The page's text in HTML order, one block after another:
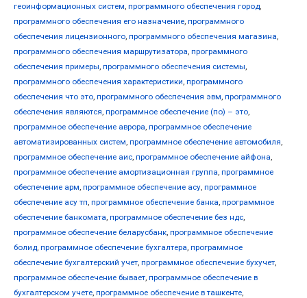
геоинформационных систем, программного обеспечения город,
программного обеспечения его назначение, программного
обеспечения лицензионного, программного обеспечения магазина,
программного обеспечения маршрутизатора, программного
обеспечения примеры, программного обеспечения системы,
программного обеспечения характеристики, программного
обеспечения что это, программного обеспечения эвм, программного
обеспечения являются, программное обеспечение (по) – это,
программное обеспечение аврора, программное обеспечение
автоматизированных систем, программное обеспечение автомобиля,
программное обеспечение аис, программное обеспечение айфона,
программное обеспечение амортизационная группа, программное
обеспечение арм, программное обеспечение асу, программное
обеспечение асу тп, программное обеспечение банка, программное
обеспечение банкомата, программное обеспечение без ндс,
программное обеспечение беларусбанк, программное обеспечение
болид, программное обеспечение бухгалтера, программное
обеспечение бухгалтерский учет, программное обеспечение бухучет,
программное обеспечение бывает, программное обеспечение в
бухгалтерском учете, программное обеспечение в ташкенте,